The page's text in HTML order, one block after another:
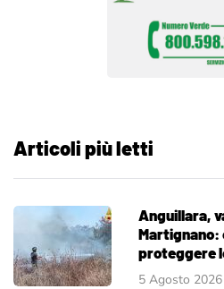
Articoli più letti
Anguillara,
Martignano:
proteggere
5 Agosto 2026